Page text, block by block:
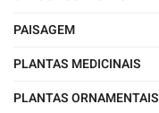
PAISAGEM
PLANTAS MEDICINAIS
PLANTAS ORNAMENTAIS